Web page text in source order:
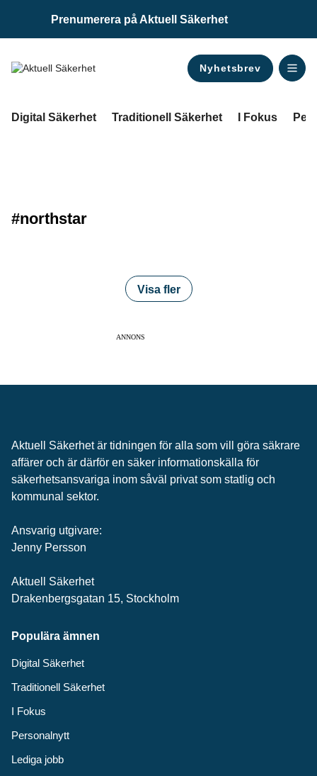
Prenumerera på Aktuell Säkerhet
Nyhetsbrev
Digital Säkerhet Traditionell Säkerhet I Fokus
#northstar
Visa fler
ANNONS
Aktuell Säkerhet är tidningen för alla som vill göra säkrare
affärer och är därför en säker informationskälla för
säkerhets­ansvariga inom såväl privat som statlig och
kommunal sektor.
Ansvarig utgivare:
Jenny Persson
Aktuell Säkerhet
Drakenbergsgatan 15, Stockholm
Populära ämnen
Digital Säkerhet
Traditionell Säkerhet
I Fokus
Personalnytt
Lediga jobb